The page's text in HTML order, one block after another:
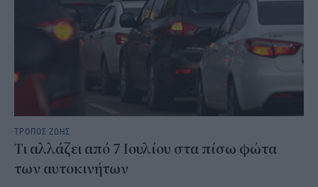
ΤΡΟΠΟΣ ΖΩΗΣ
Τι αλλάζει από 7 Ιουλίου στα πίσω φώτα
των αυτοκινήτων